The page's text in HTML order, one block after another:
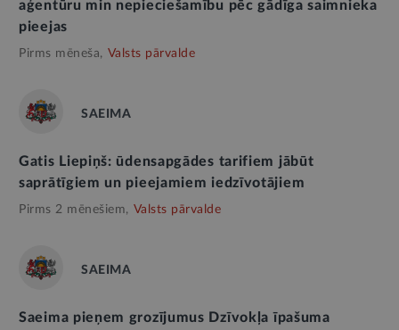
aģentūru min nepieciešamību pēc gādīga saimnieka
pieejas
Pirms mēneša, Valsts pārvalde
SAEIMA
Gatis Liepiņš: ūdensapgādes tarifiem jābūt
saprātīgiem un pieejamiem iedzīvotājiem
Pirms 2 mēnešiem, Valsts pārvalde
SAEIMA
Saeima pieņem grozījumus Dzīvokļa īpašuma